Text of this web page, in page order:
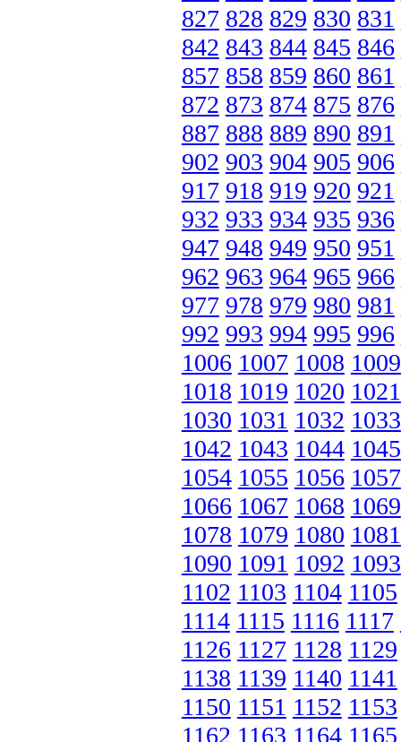
827 828 829 830 831
842 843 844 845 846
857 858 859 860 861
872 873 874 875 876
887 888 889 890 891
902 903 904 905 906
917 918 919 920 921
932 933 934 935 936
947 948 949 950 951
962 963 964 965 966
977 978 979 980 981
992 993 994 995 996
1006 1007 1008 1009
1018 1019 1020 1021
1030 1031 1032 1033
1042 1043 1044 1045
1054 1055 1056 1057
1066 1067 1068 1069
1078 1079 1080 1081
1090 1091 1092 1093
1102 1103 1104 1105
1114 1115 1116 1117
1126 1127 1128 1129
1138 1139 1140 1141
1150 1151 1152 1153
1162 1163 1164 1165